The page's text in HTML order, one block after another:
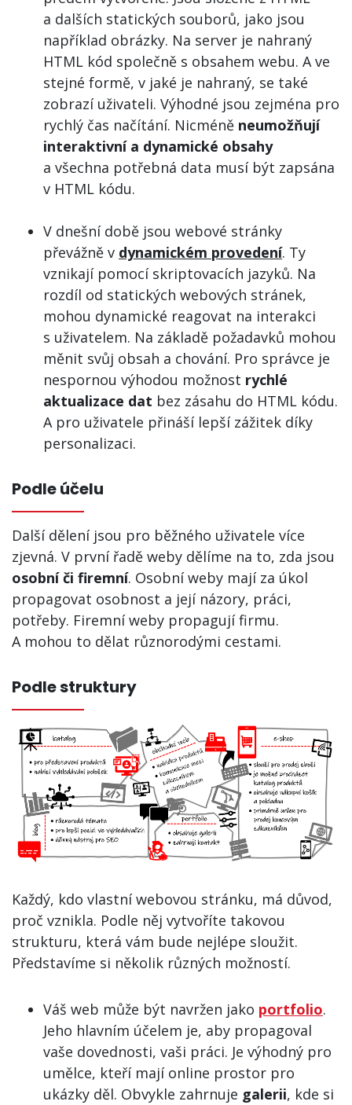
a dalších statických souborů, jako jsou
například obrázky. Na server je nahraný
HTML kód společně s obsahem webu. A ve
stejné formě, v jaké je nahraný, se také
zobrazí uživateli. Výhodné jsou zejména pro
rychlý čas načítání. Nicméně neumožňují
interaktivní a dynamické obsahy
a všechna potřebná data musí být zapsána
v HTML kódu.
V dnešní době jsou webové stránky
převážně v dynamickém provedení. Ty
vznikají pomocí skriptovacích jazyků. Na
rozdíl od statických webových stránek,
mohou dynamické reagovat na interakci
s uživatelem. Na základě požadavků mohou
měnit svůj obsah a chování. Pro správce je
nespornou výhodou možnost rychlé
aktualizace dat bez zásahu do HTML kódu.
A pro uživatele přináší lepší zážitek díky
personalizaci.
Podle účelu
Další dělení jsou pro běžného uživatele více
zjevná. V první řadě weby dělíme na to, zda jsou
osobní či firemní. Osobní weby mají za úkol
propagovat osobnost a její názory, práci,
potřeby. Firemní weby propagují firmu.
A mohou to dělat různorodými cestami.
Podle struktury
Každý, kdo vlastní webovou stránku, má důvod,
proč vznikla. Podle něj vytvoříte takovou
strukturu, která vám bude nejlépe sloužit.
Představíme si několik různých možností.
Váš web může být navržen jako portfolio.
Jeho hlavním účelem je, aby propagoval
vaše dovednosti, vaši práci. Je výhodný pro
umělce, kteří mají online prostor pro
ukázky děl. Obvykle zahrnuje galerii, kde si